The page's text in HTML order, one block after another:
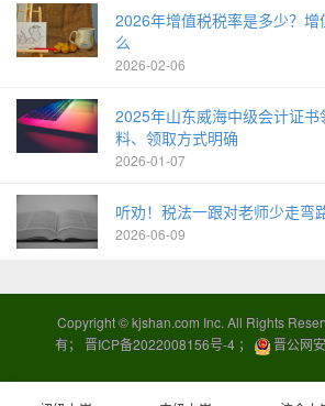
2026年增值税税率是多少？
么
2026-02-06
2025年山东威海中级会计证
料、领取方式明确
2026-01-07
听劝！税法一跟对老师少走弯
2026-06-09
Copyright ©kjshan.com Inc. All Rights
有； 晋ICP备2022008156号-4； 晋公网